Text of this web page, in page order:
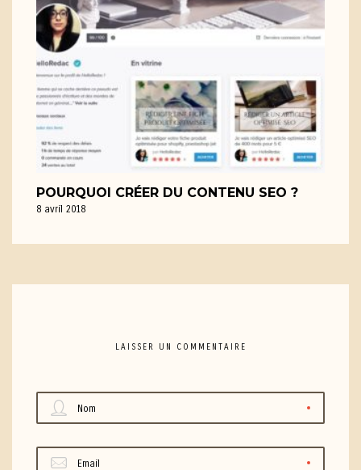
POURQUOI CRÉER DU CONTENU SEO ?
8 avril 2018
LAISSER UN COMMENTAIRE
Nom
Email